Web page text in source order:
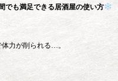
でも満足できる居酒屋の使い方
力が削られる…。